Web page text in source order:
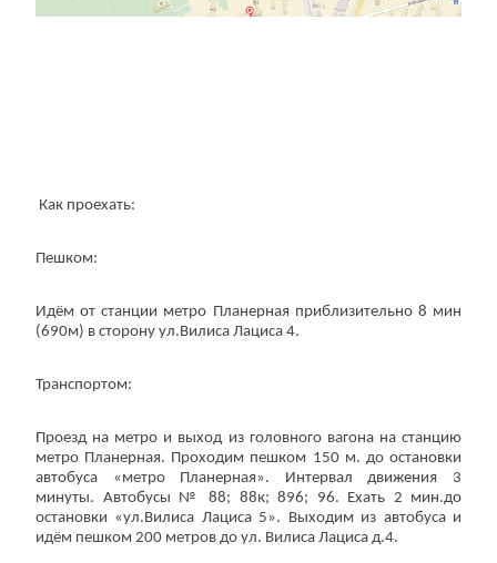
Как проехать:
Пешком:
Идём от станции метро Планерная приблизительно 8 мин
(690м) в сторону ул.Вилиса Лациса 4.
Транспортом:
Проезд на метро и выход из головного вагона на станцию
метро Планерная. Проходим пешком 150 м. до остановки
автобуса «метро Планерная». Интервал движения 3
минуты. Автобусы № 88; 88к; 896; 96. Ехать 2 мин.до
остановки «ул.Вилиса Лациса 5». Выходим из автобуса и
идём пешком 200 метров до ул. Вилиса Лациса д.4.